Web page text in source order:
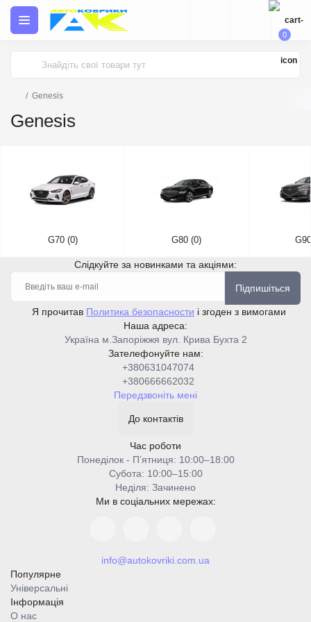
0
Genesis
Genesis
G70 (0) G80 (0)
Слідкуйте за новинками та акціями:
Підпишіться
Я прочитав Политика безопасности і згоден з вимогами
Наша адреса:
Україна м.Запоріжжя вул. Крива Бухта 2
Зателефонуйте нам:
+380631047074
+380666662032
Передзвоніть мені
До контактів
Час роботи
Понеділок - Пʼятниця: 10:00–18:00
Cубота: 10:00–15:00
Неділя: Зачинено
Ми в соціальних мережах:
info@autokovriki.com.ua
Популярне
Універсальні
Інформація
О нас